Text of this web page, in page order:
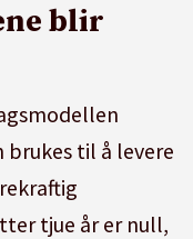
blir
brukes til å levere
tjue år er null,